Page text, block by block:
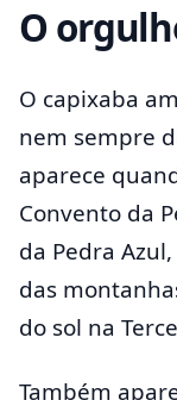
O
O capixaba
nem sempre
aparece
Convento da
da Pedra
das
do sol na
Também